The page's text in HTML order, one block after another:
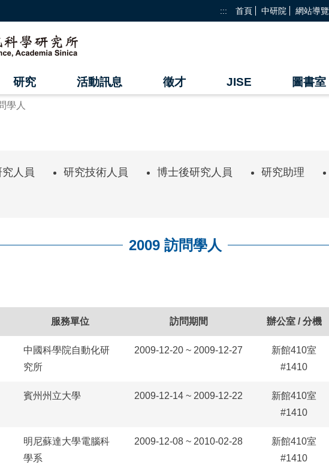
::: 首頁 中研院 網站導覽
研究 活動訊息 徵才 JISE 圖書室
學人
人員 研究技術人員 博士後研究人員 研究助理
2009 訪問學人
服務單位 訪問期間 辦公室 / 分機
中國科學院自動化研
究所
2009-12-20 ~ 2009-12-27
新館410室
#1410
賓州州立大學 2009-12-14 ~ 2009-12-22
新館410室
#1410
明尼蘇達大學電腦科
學系
2009-12-08 ~ 2010-02-28
新館410室
#1410